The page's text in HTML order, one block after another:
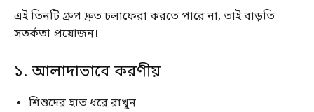
এই তিনটি গ্রুপ দ্রুত চলাফেরা করতে পারে না, তাই বাড়তি
সতর্কতা প্রয়োজন।
১. আলাদাভাবে করণীয়
শিশুদের হাত ধরে রাখুন